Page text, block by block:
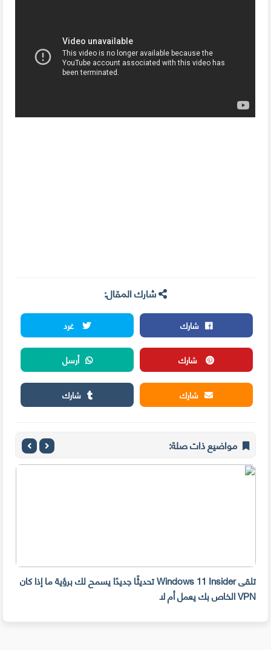
شارك المقال:
شارك
غرد
شارك
أرسل
شارك
شارك
مواضيع ذات صلة:
تلقى Windows 11 Insider تحديثًا جديدًا يسمح لك برؤية ما إذا كان
VPN الخاص بك يعمل أم لا